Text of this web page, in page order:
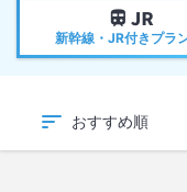
新幹線・JR付きプラ
おすすめ順